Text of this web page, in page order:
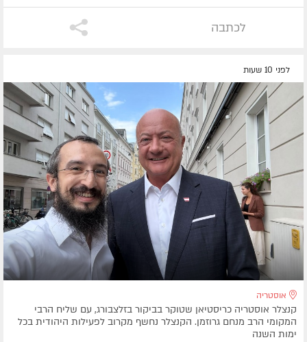
לכתבה
לפני 10 שעות
אוסטריה
קנצלר אוסטריה כריסטיאן שטוקר בביקור בזלצבורג, עם שליח הרבי
המקומי הרב מנחם גרוזמן. הקנצלר נחשף מקרוב לפעילות היהודית בכל
ימות השנה